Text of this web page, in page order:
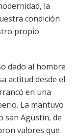
la
condición
propio
dado al hombre
actitud desde el
en una
La mantuvo
san Agustín, de
valores que